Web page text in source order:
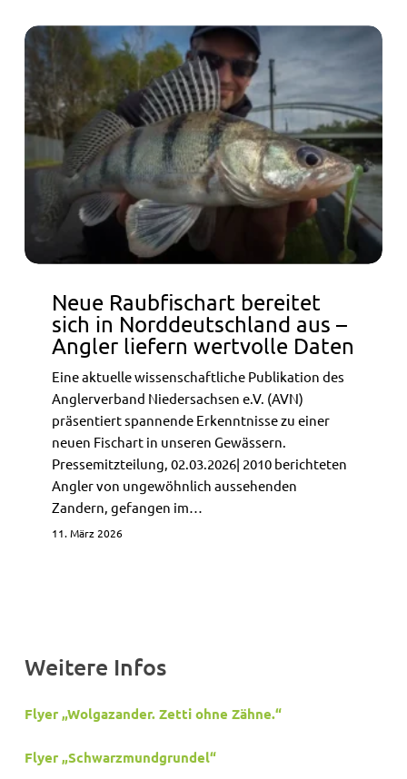
Neue
Raubfischart
bereitet
sich
in
Norddeutschland
aus
Angler
liefern
wertvolle
Neue Raubfischart bereitet
sich in Norddeutschland aus –
Angler liefern wertvolle Daten
Eine aktuelle wissenschaftliche Publikation des
Anglerverband Niedersachsen e.V. (AVN)
präsentiert spannende Erkenntnisse zu einer
neuen Fischart in unseren Gewässern.
Pressemitzteilung, 02.03.2026| 2010 berichteten
Angler von ungewöhnlich aussehenden
Zandern, gefangen im…
11. März 2026
Weitere Infos
Flyer „Wolgazander. Zetti ohne Zähne.“
Flyer „Schwarzmundgrundel“